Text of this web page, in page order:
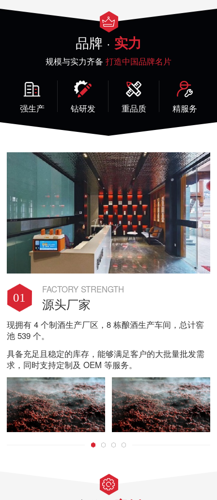
品牌 · 实力
规模与实力齐备 打造中国品牌名片
强生产 钻研发 重品质 精服务
01
FACTORY STRENGTH
源头厂家
现拥有 4 个制酒生产厂区，8 栋酿酒生产车间，总计窖
池 539 个。
具备充足且稳定的库存，能够满足客户的大批量批发需
求，同时支持定制及 OEM 等服务。